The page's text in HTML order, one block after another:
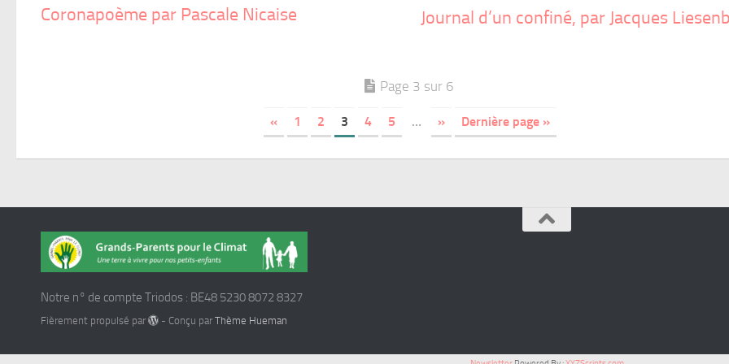
Coronapoème par Pascale Nicaise Journal d’un confiné, par Jacques
Page 3 sur 6
« 1 2 3 4 5 … » Dernière page »
Notre n° de compte Triodos : BE48 5230 8072 8327
Fièrement propulsé par - Conçu parThème Hueman